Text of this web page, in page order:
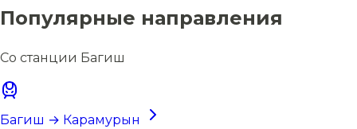
Популярные направления
Со станции Багиш
Багиш → Карамурын